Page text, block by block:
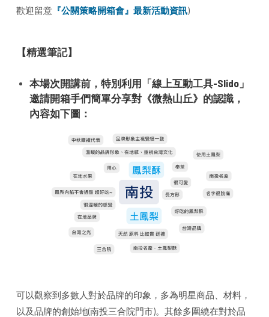
歡迎留意『公關策略開箱會』最新活動資訊)
【精選筆記】
本場次開講前，特別利用「線上互動工具-Slido」
邀請開箱手們簡單分享對《微熱山丘》的認識，
內容如下圖：
可以觀察到多數人對於品牌的印象，多為明星商品、材料，
以及品牌的創始地(南投三合院門市)。其餘多圍繞在對於品